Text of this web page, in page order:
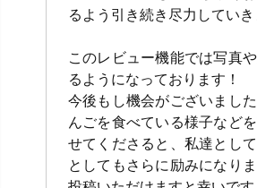
るよう引き続き尽力していき
このレビュー機能では写真
るようになっております！
今後もし機会がございまし
んごを食べている様子など
せてくださると、私達とし
としてもさらに励みになり